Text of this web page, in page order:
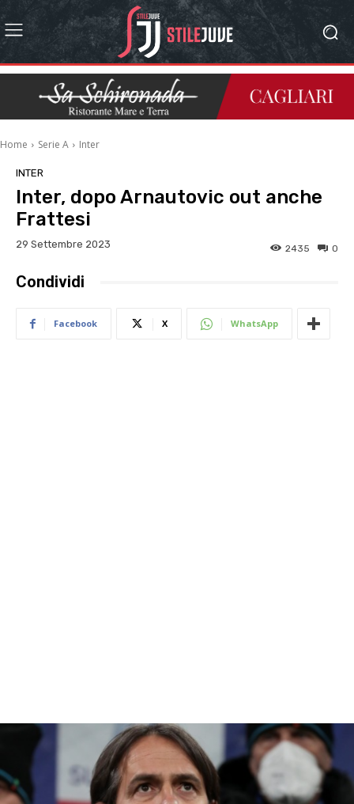
Home Serie A Inter
INTER
Inter, dopo Arnautovic out anche
Frattesi
29 Settembre 2023 0
2435
Condividi
Facebook X WhatsApp